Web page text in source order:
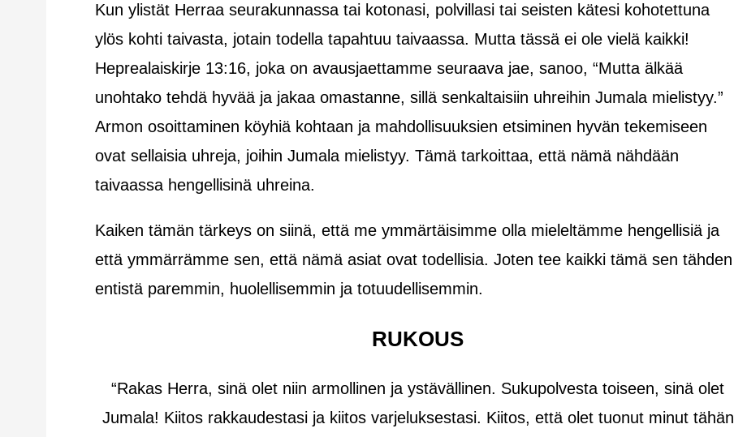
Kun ylistät Herraa seurakunnassa tai kotonasi, polvillasi tai seisten kätesi kohotettuna
ylös kohti taivasta, jotain todella tapahtuu taivaassa. Mutta tässä ei ole vielä kaikki!
Heprealaiskirje 13:16, joka on avausjaettamme seuraava jae, sanoo, “Mutta älkää
unohtako tehdä hyvää ja jakaa omastanne, sillä senkaltaisiin uhreihin Jumala mielistyy.”
Armon osoittaminen köyhiä kohtaan ja mahdollisuuksien etsiminen hyvän tekemiseen
ovat sellaisia uhreja, joihin Jumala mielistyy. Tämä tarkoittaa, että nämä nähdään
taivaassa hengellisinä uhreina.
Kaiken tämän tärkeys on siinä, että me ymmärtäisimme olla mieleltämme hengellisiä ja
että ymmärrämme sen, että nämä asiat ovat todellisia. Joten tee kaikki tämä sen tähden
entistä paremmin, huolellisemmin ja totuudellisemmin.
RUKOUS
“Rakas Herra, sinä olet niin armollinen ja ystävällinen. Sukupolvesta toiseen, sinä olet
Jumala! Kiitos rakkaudestasi ja kiitos varjeluksestasi. Kiitos, että olet tuonut minut tähän